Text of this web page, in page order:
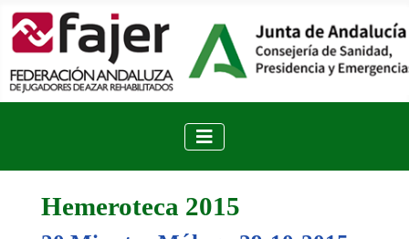
Hemeroteca 2015